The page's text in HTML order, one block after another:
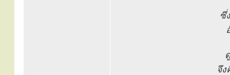
ซึ่
จึ